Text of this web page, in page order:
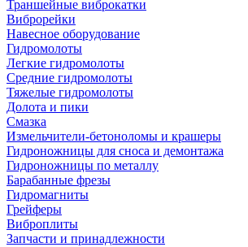
Траншейные виброкатки
Виброрейки
Навесное оборудование
Гидромолоты
Легкие гидромолоты
Средние гидромолоты
Тяжелые гидромолоты
Долота и пики
Смазка
Измельчители-бетоноломы и крашеры
Гидроножницы для сноса и демонтажа
Гидроножницы по металлу
Барабанные фрезы
Гидромагниты
Грейферы
Виброплиты
Запчасти и принадлежности